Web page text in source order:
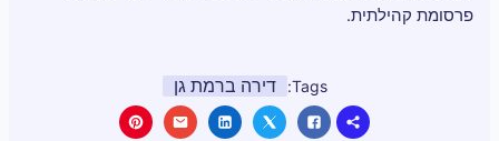
פרסומת קהילתית.
Tags: דירה ברמת גן